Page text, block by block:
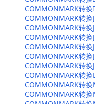
COMMONMARK转换
COMMONMARK转换
COMMONMARK转换
COMMONMARK转换
COMMONMARK转换
COMMONMARK转换
COMMONMARK转换
COMMONMARK转换
COMMONMARK转换
COMMONMARK转换